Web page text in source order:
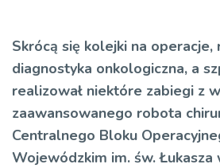
Skrócą się kolejki na
diagnostyka onkologiczna, a
realizował niektóre zabiegi z
zaawansowanego robota
Centralnego Bloku
Wojewódzkim im. św. Łukasza